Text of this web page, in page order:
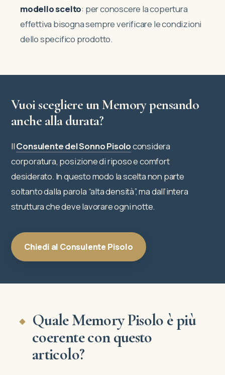
modello scelto: per conoscere la copertura
effettiva bisogna sempre verificare le condizioni
dello specifico prodotto.
Vuoi scegliere un Memory pensando
anche alla durata?
IlConsulente del Sonno Pisoloconsidera
corporatura, posizione di riposo e comfort
desiderato. In questo modo la scelta non parte
soltanto dalla parola “alta densità”, ma dall’intera
struttura che deve lavorare ogni notte.
Chiedi al Consulente Pisolo
Quale Memory Pisolo è più
coerente con questo
articolo?